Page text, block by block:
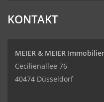
KONTAKT
MEIER & MEIER
Cecilienallee 76
40474 Düsseldorf